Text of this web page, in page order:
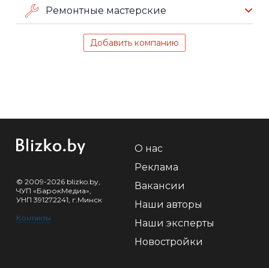
Ремонтные мастерские
Добавить компанию
© 2009-2026 blizko.by,
ЧУП «БарокМедиа»,
УНП 391272241, г.Минск
Контакты
О нас
Реклама
Вакансии
Наши авторы
Наши эксперты
Новостройки